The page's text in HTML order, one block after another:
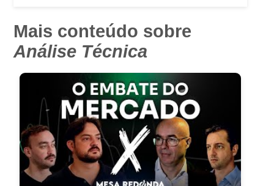
Mais conteúdo sobre
Análise Técnica